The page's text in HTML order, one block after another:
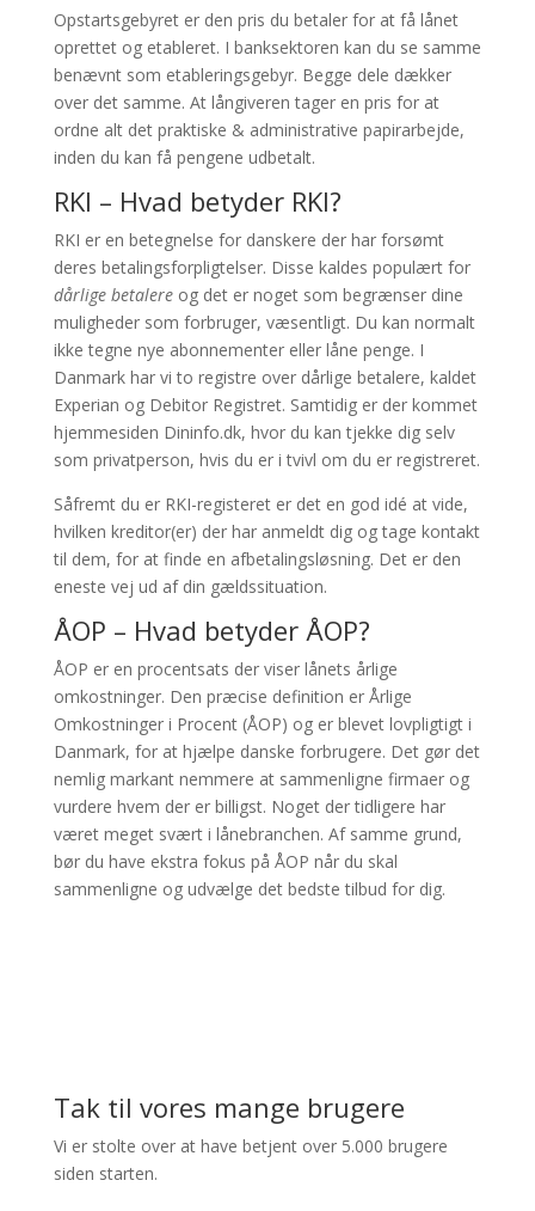
Opstartsgebyret er den pris du betaler for at få lånet
oprettet og etableret. I banksektoren kan du se samme
benævnt som etableringsgebyr. Begge dele dækker
over det samme. At långiveren tager en pris for at
ordne alt det praktiske & administrative papirarbejde,
inden du kan få pengene udbetalt.
RKI – Hvad betyder RKI?
RKI er en betegnelse for danskere der har forsømt
deres betalingsforpligtelser. Disse kaldes populært for
dårlige betalereog det er noget som begrænser dine
muligheder som forbruger, væsentligt. Du kan normalt
ikke tegne nye abonnementer eller låne penge. I
Danmark har vi to registre over dårlige betalere, kaldet
Experian og Debitor Registret. Samtidig er der kommet
hjemmesiden Dininfo.dk, hvor du kan tjekke dig selv
som privatperson, hvis du er i tvivl om du er registreret.
Såfremt du er RKI-registeret er det en god idé at vide,
hvilken kreditor(er) der har anmeldt dig og tage kontakt
til dem, for at finde en afbetalingsløsning. Det er den
eneste vej ud af din gældssituation.
ÅOP – Hvad betyder ÅOP?
ÅOP er en procentsats der viser lånets årlige
omkostninger. Den præcise definition er Årlige
Omkostninger i Procent (ÅOP) og er blevet lovpligtigt i
Danmark, for at hjælpe danske forbrugere. Det gør det
nemlig markant nemmere at sammenligne firmaer og
vurdere hvem der er billigst. Noget der tidligere har
været meget svært i lånebranchen. Af samme grund,
bør du have ekstra fokus på ÅOP når du skal
sammenligne og udvælge det bedste tilbud for dig.
Tak til vores mange brugere
Vi er stolte over at have betjent over 5.000 brugere
siden starten.